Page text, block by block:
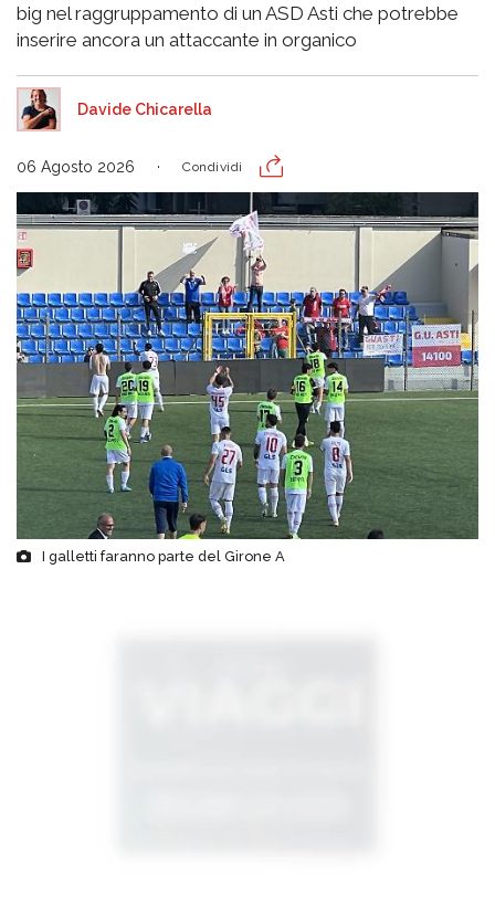
big nel raggruppamento di un ASD Asti che potrebbe
inserire ancora un attaccante in organico
Davide Chicarella
06 Agosto 2026 Condividi
I galletti faranno parte del Girone A